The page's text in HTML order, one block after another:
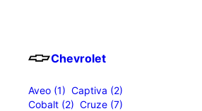
Chevrolet
Aveo (1) Captiva (2)
Cobalt (2) Cruze (7)